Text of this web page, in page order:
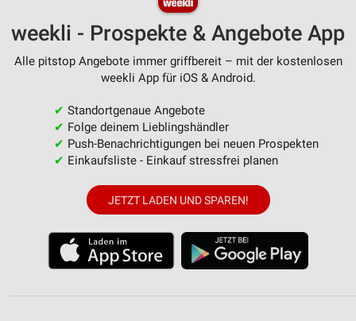
weekli - Prospekte & Angebote App
Alle pitstop Angebote immer griffbereit – mit der kostenlosen
weekli App für iOS & Android.
✔ Standortgenaue Angebote
✔ Folge deinem Lieblingshändler
✔ Push-Benachrichtigungen bei neuen Prospekten
✔ Einkaufsliste - Einkauf stressfrei planen
JETZT LADEN UND SPAREN!